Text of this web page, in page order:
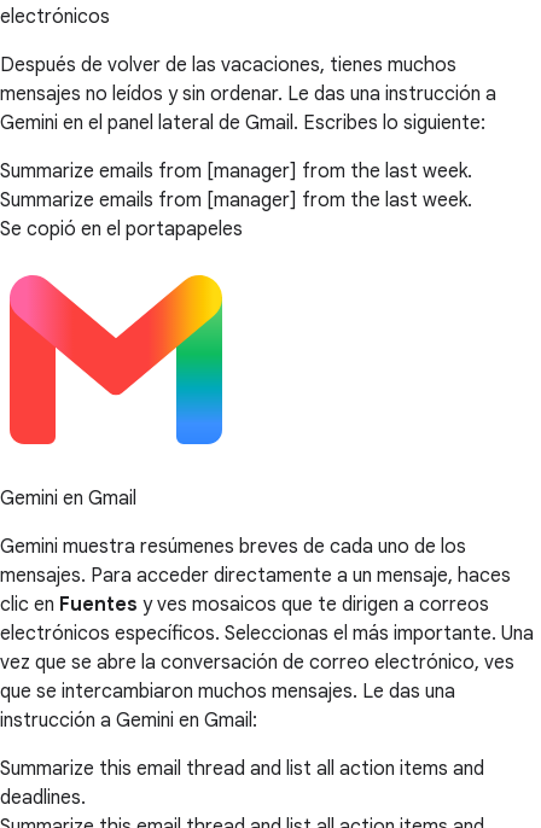
electrónicos
Después de volver de las vacaciones, tienes muchos
mensajes no leídos y sin ordenar. Le das una instrucción a
Gemini en el panel lateral de Gmail. Escribes lo siguiente:
Summarize emails from [manager] from the last week.
Summarize emails from [manager] from the last week.
Se copió en el portapapeles
Gemini en Gmail
Gemini muestra resúmenes breves de cada uno de los
mensajes. Para acceder directamente a un mensaje, haces
clic en Fuentes y ves mosaicos que te dirigen a correos
electrónicos específicos. Seleccionas el más importante. Una
vez que se abre la conversación de correo electrónico, ves
que se intercambiaron muchos mensajes. Le das una
instrucción a Gemini en Gmail:
Summarize this email thread and list all action items and
deadlines.